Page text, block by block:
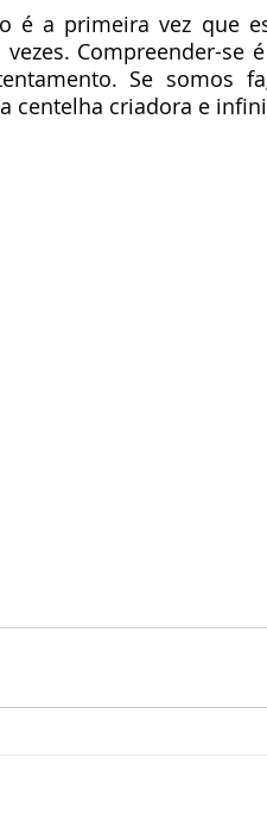
Compreender-
Se somos
centelha criadora e